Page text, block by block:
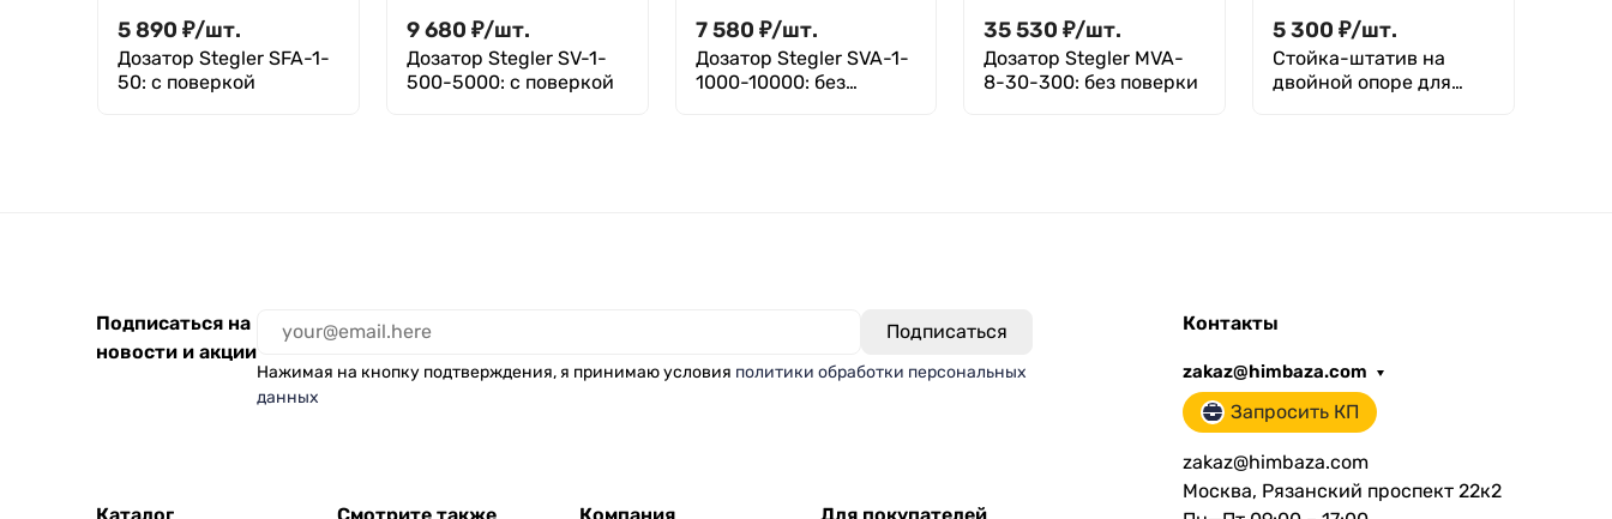
5 890 ₽/шт.
Дозатор Stegler SFA-1-
50: с поверкой
9 680 ₽/шт.
Дозатор Stegler SV-1-
500-5000: с поверкой
7 580 ₽/шт.
Дозатор Stegler SVA-1-
1000-10000: без
35 530 ₽/шт.
Дозатор Stegler MVA-
8-30-300: без поверки
5 300 ₽/шт.
Стойка-штатив на
двойной опоре для
Подписаться на
новости и акции
Нажимая на кнопку подтверждения, я принимаю условия политики обработки персональных
данных
Контакты
zakaz@himbaza.com
Запросить КП
zakaz@himbaza.com
Москва, Рязанский проспект 22к2